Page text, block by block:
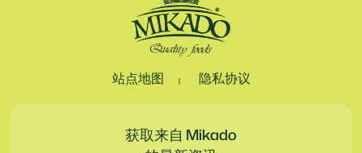
站点地图 隐私协议
获取来自 Mikado